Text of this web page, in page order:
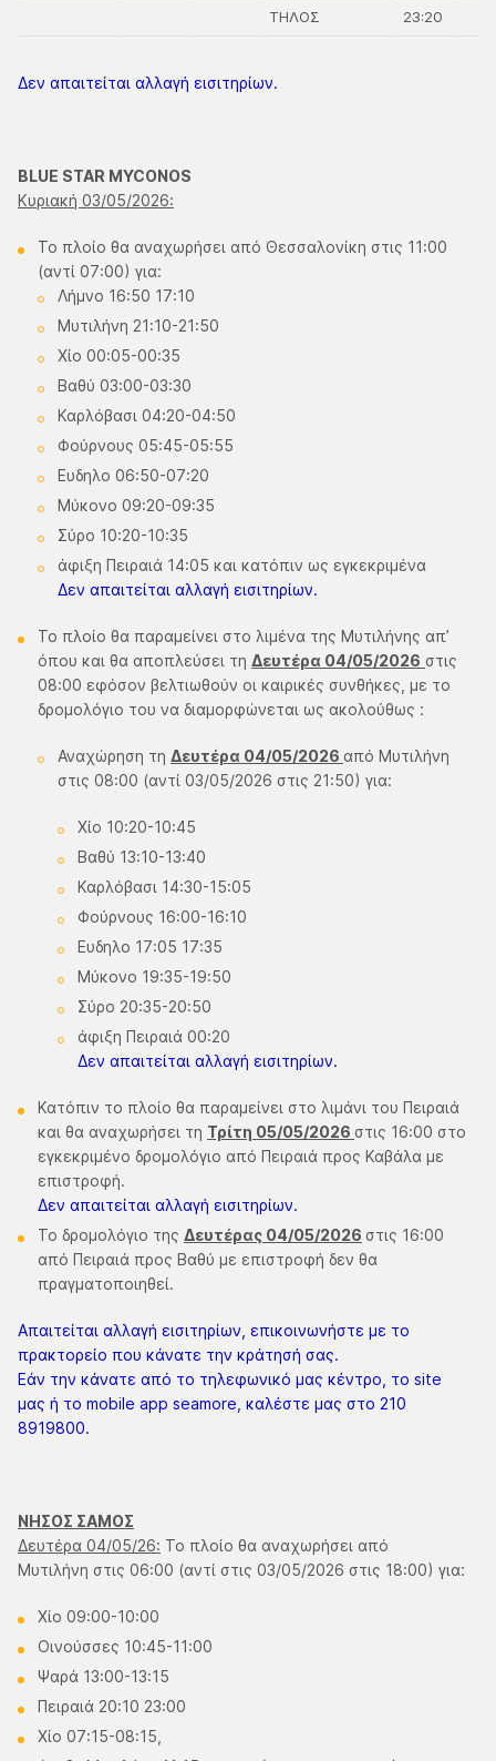
ΤΗΛΟΣ 23:20
Δεν απαιτείται αλλαγή εισιτηρίων.
BLUE STAR MYCONOS
Κυριακή 03/05/2026:
Το πλοίο θα αναχωρήσει από Θεσσαλονίκη στις 11:00
(αντί 07:00) για:
Λήμνο 16:50 17:10
Μυτιλήνη 21:10-21:50
Χίο 00:05-00:35
Βαθύ 03:00-03:30
Καρλόβασι 04:20-04:50
Φούρνους 05:45-05:55
Ευδηλο 06:50-07:20
Μύκονο 09:20-09:35
Σύρο 10:20-10:35
άφιξη Πειραιά 14:05 και κατόπιν ως εγκεκριμένα
Δεν απαιτείται αλλαγή εισιτηρίων.
Το πλοίο θα παραμείνει στο λιμένα της Μυτιλήνης απ’
όπου και θα αποπλεύσει τη Δευτέρα 04/05/2026 στις
08:00 εφόσον βελτιωθούν οι καιρικές συνθήκες, με το
δρομολόγιο του να διαμορφώνεται ως ακολούθως :
Αναχώρηση τη Δευτέρα 04/05/2026 από Μυτιλήνη
στις 08:00 (αντί 03/05/2026 στις 21:50) για:
Χίο 10:20-10:45
Βαθύ 13:10-13:40
Καρλόβασι 14:30-15:05
Φούρνους 16:00-16:10
Ευδηλο 17:05 17:35
Μύκονο 19:35-19:50
Σύρο 20:35-20:50
άφιξη Πειραιά 00:20
Δεν απαιτείται αλλαγή εισιτηρίων.
Κατόπιν το πλοίο θα παραμείνει στο λιμάνι του Πειραιά
και θα αναχωρήσει τη Τρίτη 05/05/2026 στις 16:00 στο
εγκεκριμένο δρομολόγιο από Πειραιά προς Καβάλα με
επιστροφή.
Δεν απαιτείται αλλαγή εισιτηρίων.
Το δρομολόγιο της Δευτέρας 04/05/2026 στις 16:00
από Πειραιά προς Βαθύ με επιστροφή δεν θα
πραγματοποιηθεί.
Απαιτείται αλλαγή εισιτηρίων, επικοινωνήστε με το
πρακτορείο που κάνατε την κράτησή σας.
Εάν την κάνατε από το τηλεφωνικό μας κέντρο, το site
μας ή το mobile app seamore, καλέστε μας στο 210
8919800.
ΝΗΣΟΣ ΣΑΜΟΣ
Δευτέρα 04/05/26: Το πλοίο θα αναχωρήσει από
Μυτιλήνη στις 06:00 (αντί στις 03/05/2026 στις 18:00) για:
Χίο 09:00-10:00
Οινούσσες 10:45-11:00
Ψαρά 13:00-13:15
Πειραιά 20:10 23:00
Χίο 07:15-08:15,